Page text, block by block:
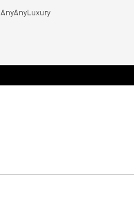
AnyAnyLuxury